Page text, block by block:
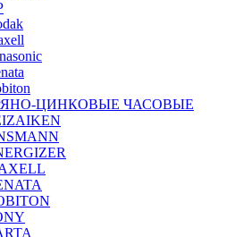
ЦИНКОВЫЕ ЧАСОВЫЕ